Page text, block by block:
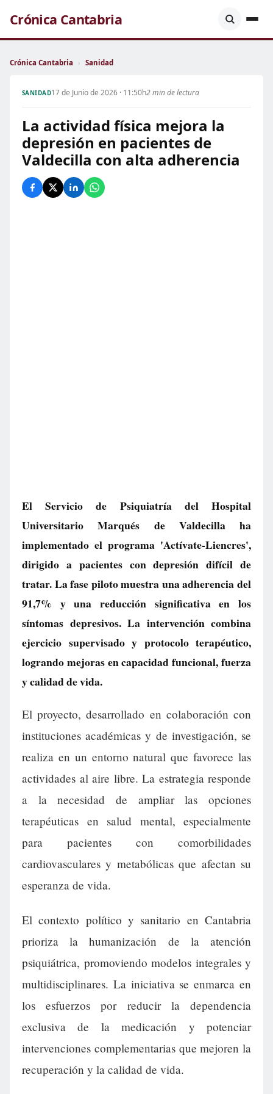
Crónica Cantabria
Crónica Cantabria › Sanidad
SANIDAD17 de Junio de 2026 · 11:50h2 min de lectura
La actividad física mejora la
depresión en pacientes de
Valdecilla con alta adherencia
El Servicio de Psiquiatría del Hospital
Universitario Marqués de Valdecilla ha
implementado el programa 'Actívate-Liencres',
dirigido a pacientes con depresión difícil de
tratar. La fase piloto muestra una adherencia del
91,7% y una reducción significativa en los
síntomas depresivos. La intervención combina
ejercicio supervisado y protocolo terapéutico,
logrando mejoras en capacidad funcional, fuerza
y calidad de vida.
El proyecto, desarrollado en colaboración con
instituciones académicas y de investigación, se
realiza en un entorno natural que favorece las
actividades al aire libre. La estrategia responde
a la necesidad de ampliar las opciones
terapéuticas en salud mental, especialmente
para pacientes con comorbilidades
cardiovasculares y metabólicas que afectan su
esperanza de vida.
El contexto político y sanitario en Cantabria
prioriza la humanización de la atención
psiquiátrica, promoviendo modelos integrales y
multidisciplinares. La iniciativa se enmarca en
los esfuerzos por reducir la dependencia
exclusiva de la medicación y potenciar
intervenciones complementarias que mejoren la
recuperación y la calidad de vida.